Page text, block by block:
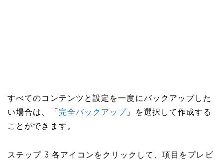
すべてのコンテンツと設定を一度にバックアップした
い場合は、「 完全バックアップ 」を選択して作成する
ことができます。
ステップ 3 各アイコンをクリックして、項目をプレビ